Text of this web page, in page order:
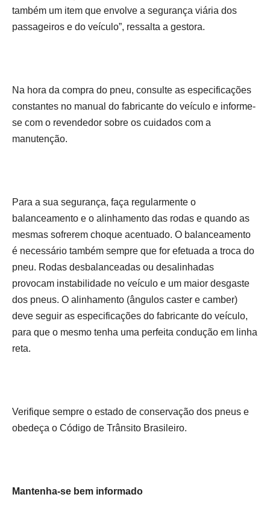
também um item que envolve a segurança viária dos
passageiros e do veículo”, ressalta a gestora.
Na hora da compra do pneu, consulte as especificações
constantes no manual do fabricante do veículo e informe-
se com o revendedor sobre os cuidados com a
manutenção.
Para a sua segurança, faça regularmente o
balanceamento e o alinhamento das rodas e quando as
mesmas sofrerem choque acentuado. O balanceamento
é necessário também sempre que for efetuada a troca do
pneu. Rodas desbalanceadas ou desalinhadas
provocam instabilidade no veículo e um maior desgaste
dos pneus. O alinhamento (ângulos caster e camber)
deve seguir as especificações do fabricante do veículo,
para que o mesmo tenha uma perfeita condução em linha
reta.
Verifique sempre o estado de conservação dos pneus e
obedeça o Código de Trânsito Brasileiro.
Mantenha-se bem informado